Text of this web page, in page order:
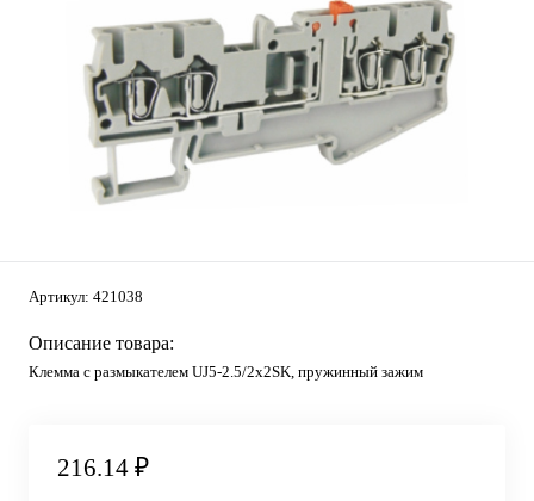
Артикул: 421038
Описание товара:
Клемма c размыкателем UJ5-2.5/2x2SK, пружинный зажим
216.14 ₽